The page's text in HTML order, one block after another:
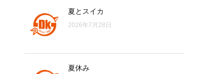
夏とスイカ
2026年7月28日
夏休み